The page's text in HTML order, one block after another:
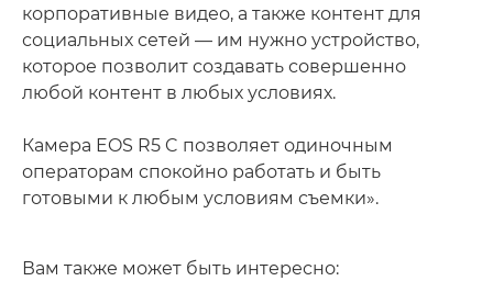
корпоративные видео, а также контент для
социальных сетей — им нужно устройство,
которое позволит создавать совершенно
любой контент в любых условиях.
Камера EOS R5 C позволяет одиночным
операторам спокойно работать и быть
готовыми к любым условиям съемки».
Вам также может быть интересно: